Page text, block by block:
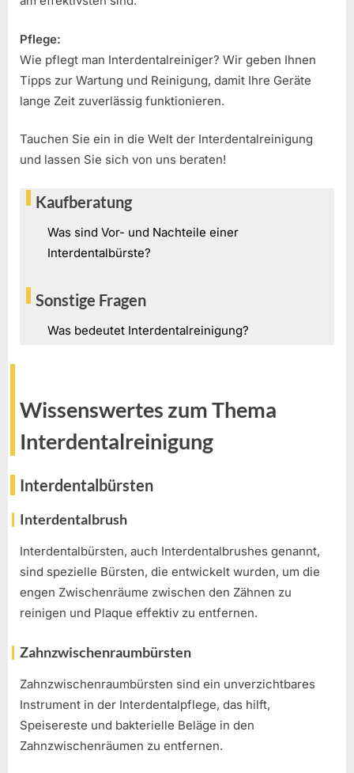
Pflege:
Wie pflegt man Interdentalreiniger? Wir geben Ihnen
Tipps zur Wartung und Reinigung, damit Ihre Geräte
lange Zeit zuverlässig funktionieren.
Tauchen Sie ein in die Welt der Interdentalreinigung
und lassen Sie sich von uns beraten!
Kaufberatung
Was sind Vor- und Nachteile einer
Interdentalbürste?
Sonstige Fragen
Was bedeutet Interdentalreinigung?
Wissenswertes zum Thema
Interdentalreinigung
Interdentalbürsten
Interdentalbrush
Interdentalbürsten, auch Interdentalbrushes genannt,
sind spezielle Bürsten, die entwickelt wurden, um die
engen Zwischenräume zwischen den Zähnen zu
reinigen und Plaque effektiv zu entfernen.
Zahnzwischenraumbürsten
Zahnzwischenraumbürsten sind ein unverzichtbares
Instrument in der Interdentalpflege, das hilft,
Speisereste und bakterielle Beläge in den
Zahnzwischenräumen zu entfernen.